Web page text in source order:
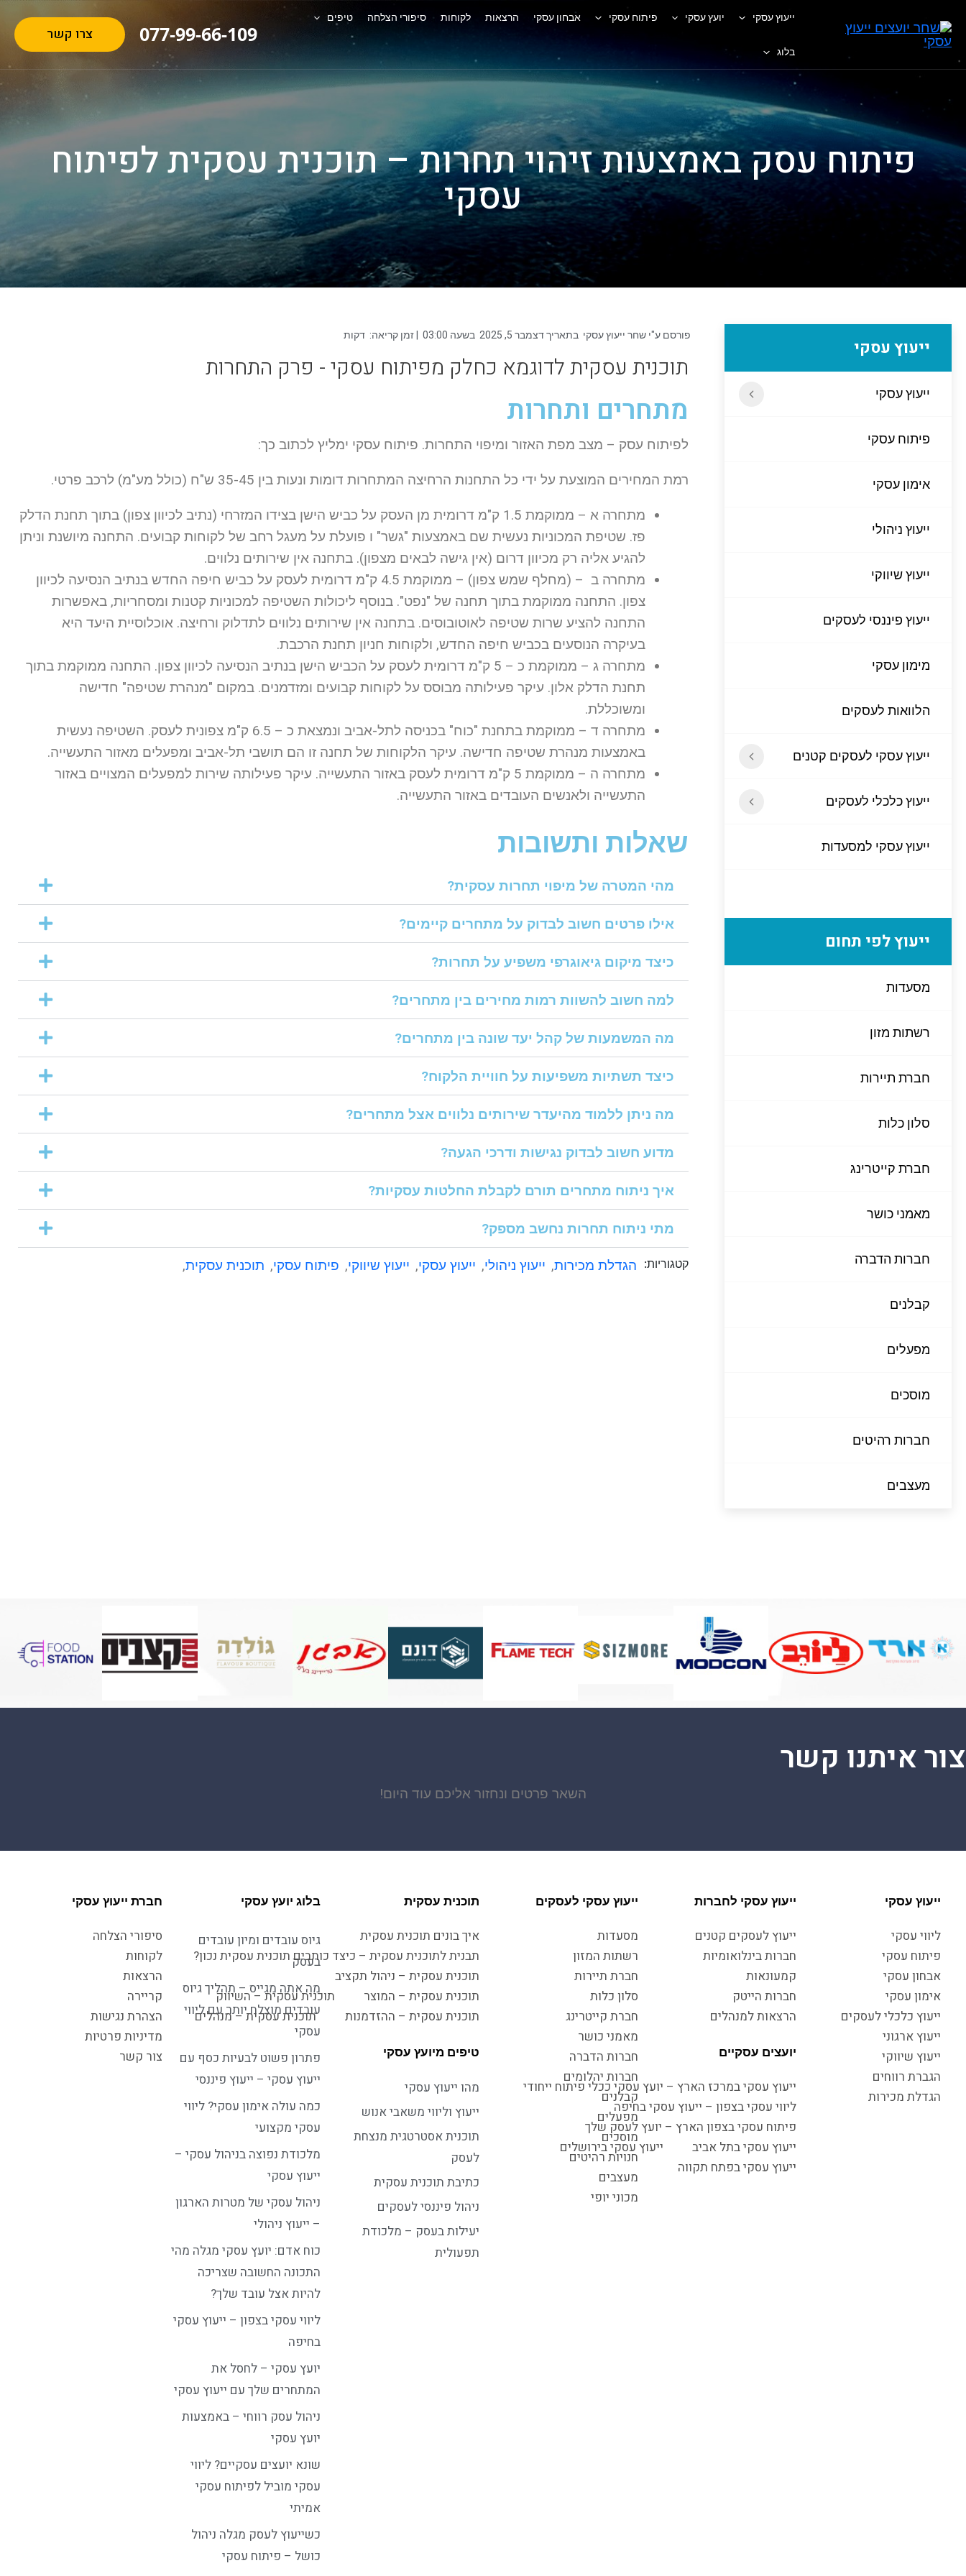
ייעוץ עסקי יועץ עסקי פיתוח עסקי אבחון עסקי הרצאות לקוחות סיפורי הצלחה טיפים
בלוג
077-99-66-109 צרו קשר
פיתוח עסק באמצעות זיהוי תחרות – תוכנית עסקית לפיתוח
עסקי
ייעוץ עסקי
ייעוץ עסקי
פיתוח עסקי
אימון עסקי
ייעוץ ניהולי
ייעוץ שיווקי
ייעוץ פיננסי לעסקים
מימון עסקי
הלוואות לעסקים
ייעוץ עסקי לעסקים קטנים
ייעוץ כלכלי לעסקים
ייעוץ עסקי למסעדות
ייעוץ לפי תחום
מסעדות
רשתות מזון
חברת תיירות
סלון כלות
חברת קייטרינג
מאמני כושר
חברות הדברה
קבלנים
מפעלים
מוסכים
חברות רהיטים
מעצבים
פורסם ע"י שחר ייעוץ עסקי בתאריךדצמבר 5, 2025 בשעה | זמן קריאה: דקות
תוכנית עסקית לדוגמא כחלק מפיתוח עסקי - פרק התחרות
מתחרים ותחרות
לפיתוח עסק – מצב מפת האזור ומיפוי התחרות. פיתוח עסקי ימליץ לכתוב כך:
רמת המחירים המוצעת על ידי כל התחנות הרחיצה המתחרות דומות ונעות בין 35-45 ש"ח (כולל מע"מ) לרכב פרטי.
מתחרה א – ממוקמת 1.5 ק"מ דרומית מן העסק על כביש הישן בצידו המזרחי (נתיב לכיוון צפון) בתוך תחנת הדלק
פז. שטיפת המכוניות נעשית שם באמצעות "גשר" ו פועלת על מעגל רחב של לקוחות קבועים. התחנה מיושנת וניתן
להגיע אליה רק מכיוון דרום (אין גישה לבאים מצפון). בתחנה אין שירותים נלווים.
מתחרה ב – (מחלף שמש צפון) – ממוקמת 4.5 ק"מ דרומית לעסק על כביש חיפה החדש בנתיב הנסיעה לכיוון
צפון. התחנה ממוקמת בתוך תחנה של "נפט". בנוסף ליכולות השטיפה למכוניות קטנות ומסחריות, באפשרות
התחנה להציע שרות שטיפה לאוטובוסים. בתחנה אין שירותים נלווים לתדלוק ורחיצה. אוכלוסיית היעד היא
בעיקרה הנוסעים בכביש חיפה החדש, ולקוחות חניון תחנת הרכבת.
מתחרה ג – ממוקמת כ – 5 ק"מ דרומית לעסק על הכביש הישן בנתיב הנסיעה לכיוון צפון. התחנה ממוקמת בתוך
תחנת הדלק אלון. עיקר פעילותה מבוסס על לקוחות קבועים ומזדמנים. במקום "מנהרת שטיפה" חדישה
ומשוכללת.
מתחרה ד – ממוקמת בתחנת "כוח" בכניסה לתל-אביב ונמצאת כ – 6.5 ק"מ צפונית לעסק. השטיפה נעשית
באמצעות מנהרת שטיפה חדישה. עיקר הלקוחות של תחנה זו הם תושבי תל-אביב ומפעלים מאזור התעשייה.
מתחרה ה – ממוקמת 5 ק"מ דרומית לעסק באזור התעשייה. עיקר פעילותה שירות למפעלים המצויים באזור
התעשייה ולאנשים העובדים באזור התעשייה.
שאלות ותשובות
מהי המטרה של מיפוי תחרות עסקית?
אילו פרטים חשוב לבדוק על מתחרים קיימים?
כיצד מיקום גיאוגרפי משפיע על תחרות?
למה חשוב להשוות רמות מחירים בין מתחרים?
מה המשמעות של קהל יעד שונה בין מתחרים?
כיצד תשתיות משפיעות על חוויית הלקוח?
מה ניתן ללמוד מהיעדר שירותים נלווים אצל מתחרים?
מדוע חשוב לבדוק נגישות ודרכי הגעה?
איך ניתוח מתחרים תורם לקבלת החלטות עסקיות?
מתי ניתוח תחרות נחשב מספק?
קטגוריות: הגדלת מכירות, ייעוץ ניהולי, ייעוץ עסקי, ייעוץ שיווקי, פיתוח עסקי, תוכנית עסקית,
צור איתנו קשר
השאר פרטים ונחזור אליכם עוד היום!
ייעוץ עסקי
ליווי עסקי
פיתוח עסקי
אבחון עסקי
אימון עסקי
ייעוץ כלכלי לעסקים
ייעוץ ארגוני
ייעוץ שיווקי
הגברת רווחים
הגדלת מכירות
ייעוץ עסקי לחברות
ייעוץ לעסקים קטנים
חברות בינלואומיות
קמעונאות
חברות הייטק
הרצאות למנהלים
יועצים עסקיים
ייעוץ עסקי במרכז הארץ – יועץ עסקי ככלי פיתוח ייחודי
ליווי עסקי בצפון – ייעוץ עסקי בחיפה
פיתוח עסקי בצפון הארץ – יועץ לעסק שלך
ייעוץ עסקי בתל אביב
ייעוץ עסקי בירושלים
ייעוץ עסקי בפתח תקווה
ייעוץ עסקי לעסקים
מסעדות
רשתות המזון
חברת תיירות
סלון כלות
חברת קייטרינג
מאמני כושר
חברות הדברה
חברות יהלומים
קבלנים
מפעלים
מוסכים
חנויות רהיטים
מעצבים
מכוני יופי
תוכנית עסקית
איך בונים תוכנית עסקית
תבנית לתוכנית עסקית – כיצד כותבים תוכנית עסקית נכון?
תוכנית עסקית – ניהול תקציב
תוכנית עסקית – המוצר
תוכנית עסקית – השיווק
תוכנית עסקית – ההזדמנות
תוכנית עסקית – מנהלים
טיפים מיועץ עסקי
מהו ייעוץ עסקי
ייעוץ וליווי משאבי אנוש
תוכנית אסטרטגית מנצחת
לעסק
כתיבת תוכנית עסקית
ניהול פיננסי לעסקים
יעילות בעסק – מלכודת
תפעולית
בלוג יועץ עסקי
גיוס עובדים ומיון עובדים
בעסק
מה אתה מגייס – תהליך גיוס
עובדים מוצלח יותר עם ליווי
עסקי
פתרון פשוט לבעיות כסף עם
ייעוץ עסקי – ייעוץ פיננסי
כמה עולה אימון עסקי? ליווי
עסקי מקצועי
מלכודת נפוצה בניהול עסקי –
ייעוץ עסקי
ניהול עסקי של מטרות הארגון
– ייעוץ ניהולי
כוח אדם: יועץ עסקי מגלה מהי
התכונה החשובה שצריכה
להיות אצל עובד שלך?
ליווי עסקי בצפון – ייעוץ עסקי
בחיפה
יועץ עסקי – לחסל את
המתחרים שלך עם ייעוץ עסקי
ניהול עסק רווחי – באמצעות
יועץ עסקי
שונא יועצים עסקיים? ליווי
עסקי מוביל לפיתוח עסקי
אמיתי
כשייעוץ לעסק מגלה ניהול
כושל – פיתוח עסקי
חברת ייעוץ עסקי
סיפורי הצלחה
לקוחות
הרצאות
קריירה
הצהרת נגישות
מדיניות פרטיות
צור קשר